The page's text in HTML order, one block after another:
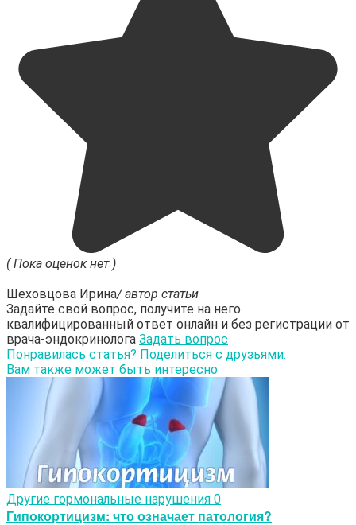
( Пока оценок нет )
Шеховцова Ирина/ автор статьи
Задайте свой вопрос, получите на него
квалифицированный ответ онлайн и без регистрации от
врача-эндокринолога Задать вопрос
Понравилась статья? Поделиться с друзьями:
Вам также может быть интересно
Другие гормональные нарушения 0
Гипокортицизм: что означает патология?